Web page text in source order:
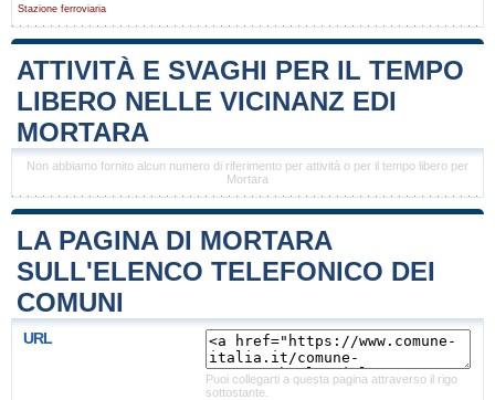
Stazione ferroviaria
ATTIVITÀ E SVAGHI PER IL TEMPO
LIBERO NELLE VICINANZ EDI
MORTARA
Non abbiamo fornito alcun numero di riferimento per attività o per il tempo libero per
Mortara
LA PAGINA DI MORTARA
SULL'ELENCO TELEFONICO DEI
COMUNI
URL
Puoi collegarti a questa pagina attraverso il rigo
sottostante.